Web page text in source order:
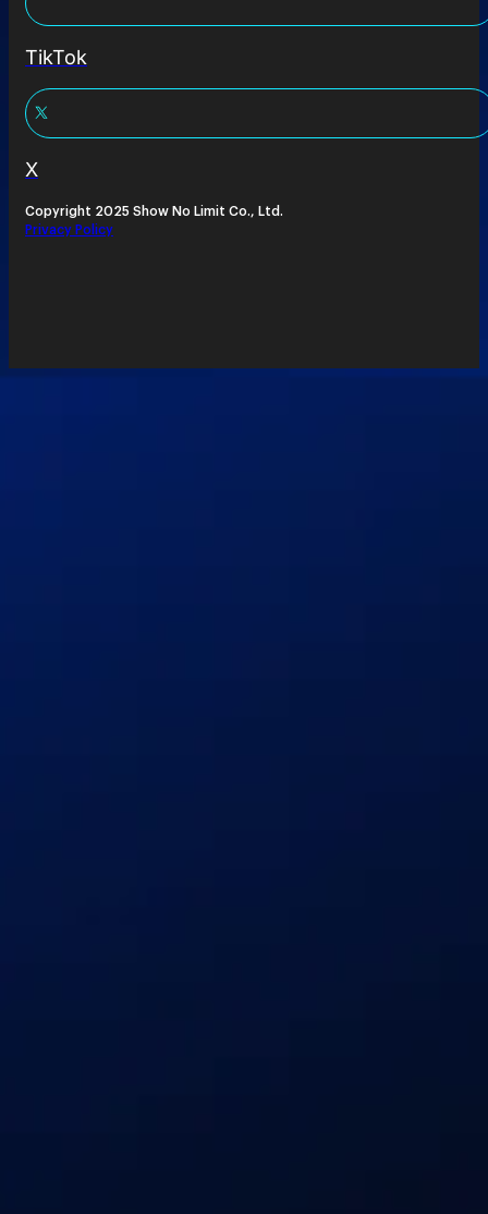
TikTok
X
Copyright 2025 Show No Limit Co., Ltd.
Privacy Policy